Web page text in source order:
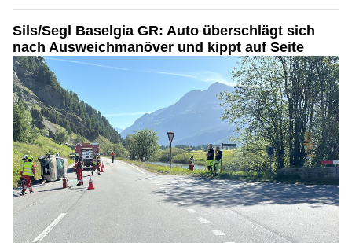
Sils/Segl Baselgia GR: Auto überschlägt sich
nach Ausweichmanöver und kippt auf Seite